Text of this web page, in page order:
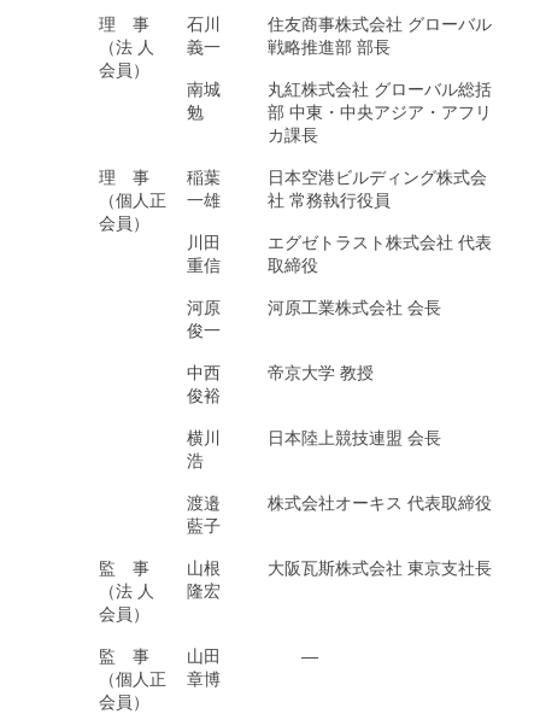
理 事
（法 人
会員）
石川
義一
住友商事株式会社 グローバル
戦略推進部 部長
南城
勉
丸紅株式会社 グローバル総括
部 中東・中央アジア・アフリ
カ課長
理 事
（個人正
会員）
稲葉
一雄
日本空港ビルディング株式会
社 常務執行役員
川田
重信
エグゼトラスト株式会社 代表
取締役
河原
俊一
河原工業株式会社 会長
中西
俊裕
帝京大学 教授
横川
浩
日本陸上競技連盟 会長
渡邉
藍子
株式会社オーキス 代表取締役
監 事
（法 人
会員）
山根
隆宏
大阪瓦斯株式会社 東京支社長
監 事
（個人正
会員）
山田
章博
―